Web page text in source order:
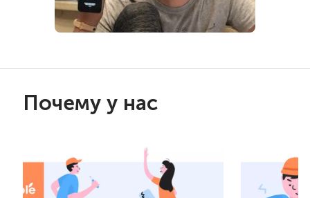
Почему у нас